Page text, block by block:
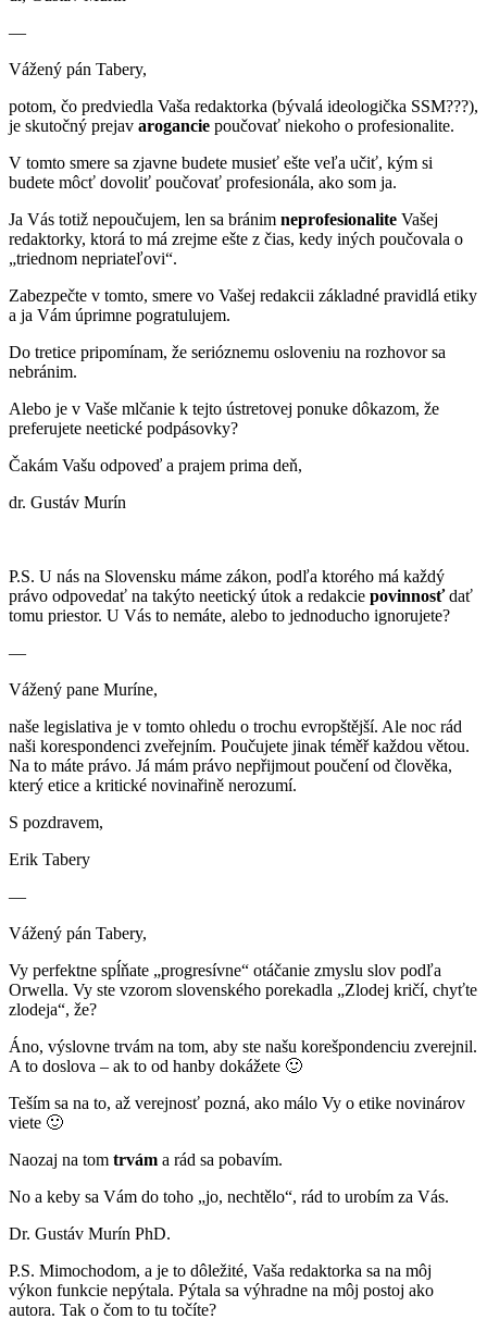
—
Vážený pán Tabery,
potom, čo predviedla Vaša redaktorka (bývalá ideologička SSM???),
je skutočný prejav arogancie poučovať niekoho o profesionalite.
V tomto smere sa zjavne budete musieť ešte veľa učiť, kým si
budete môcť dovoliť poučovať profesionála, ako som ja.
Ja Vás totiž nepoučujem, len sa bránim neprofesionalite Vašej
redaktorky, ktorá to má zrejme ešte z čias, kedy iných poučovala o
„triednom nepriateľovi“.
Zabezpečte v tomto, smere vo Vašej redakcii základné pravidlá etiky
a ja Vám úprimne pogratulujem.
Do tretice pripomínam, že serióznemu osloveniu na rozhovor sa
nebránim.
Alebo je v Vaše mlčanie k tejto ústretovej ponuke dôkazom, že
preferujete neetické podpásovky?
Čakám Vašu odpoveď a prajem prima deň,
dr. Gustáv Murín
P.S. U nás na Slovensku máme zákon, podľa ktorého má každý
právo odpovedať na takýto neetický útok a redakcie povinnosťdať
tomu priestor. U Vás to nemáte, alebo to jednoducho ignorujete?
—
Vážený pane Muríne,
naše legislativa je v tomto ohledu o trochu evropštější. Ale noc rád
naši korespondenci zveřejním. Poučujete jinak téměř každou větou.
Na to máte právo. Já mám právo nepřijmout poučení od člověka,
který etice a kritické novinařině nerozumí.
S pozdravem,
Erik Tabery
—
Vážený pán Tabery,
Vy perfektne spĺňate „progresívne“ otáčanie zmyslu slov podľa
Orwella. Vy ste vzorom slovenského porekadla „Zlodej kričí, chyťte
zlodeja“, že?
Áno, výslovne trvám na tom, aby ste našu korešpondenciu zverejnil.
A to doslova – ak to od hanby dokážete 🙂
Teším sa na to, až verejnosť pozná, ako málo Vy o etike novinárov
viete 🙂
Naozaj na tom trvám a rád sa pobavím.
No a keby sa Vám do toho „jo, nechtělo“, rád to urobím za Vás.
Dr. Gustáv Murín PhD.
P.S. Mimochodom, a je to dôležité, Vaša redaktorka sa na môj
výkon funkcie nepýtala. Pýtala sa výhradne na môj postoj ako
autora. Tak o čom to tu točíte?